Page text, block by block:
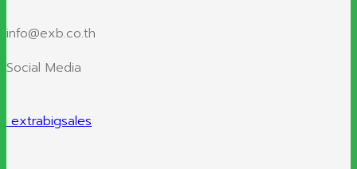
info@exb.co.th
Social Media
extrabigsales